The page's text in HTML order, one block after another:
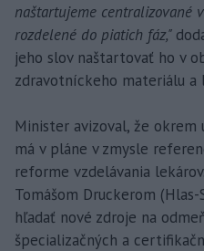
naštartujeme centralizované
rozdelené do piatich fáz,"
jeho slov naštartovať ho v
zdravotníckeho materiálu a
Minister avizoval, že
má v pláne v zmysle
reforme vzdelávania
Tomášom Druckerom
hľadať nové zdroje na
špecializačných a